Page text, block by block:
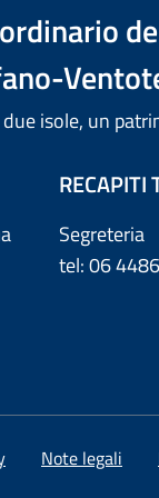
isole, un
RECAPITI
Segreteria
tel: 06
Note legali